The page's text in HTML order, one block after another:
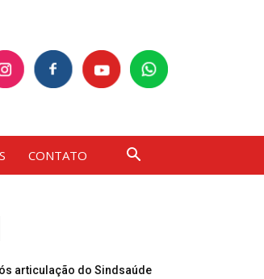
CONTATO
articulação do Sindsaúde